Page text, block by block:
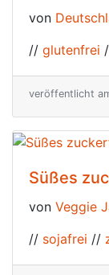
von
// glutenfrei
veröffentlicht
Süßes
von Veggie
// sojafrei //